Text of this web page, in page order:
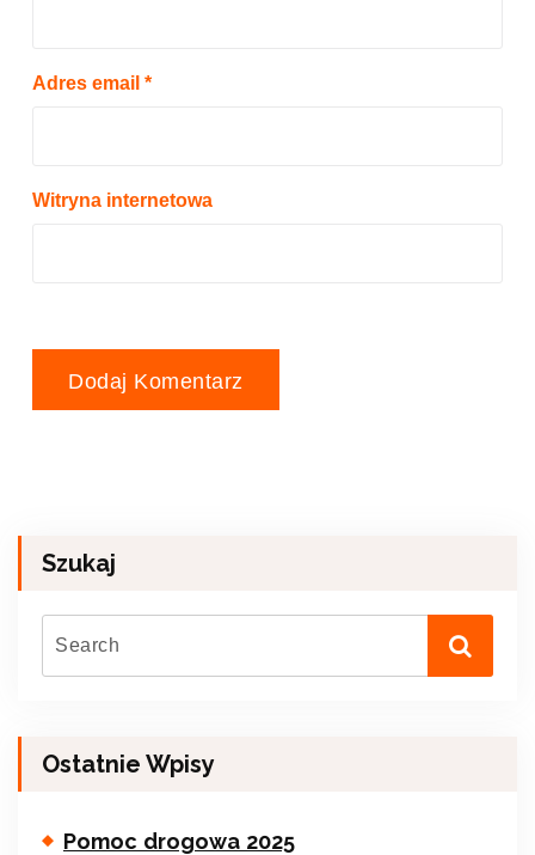
Adres email *
Witryna internetowa
Szukaj
Ostatnie Wpisy
Pomoc drogowa 2025